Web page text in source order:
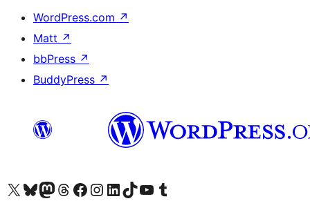
WordPress.com ↗
Matt ↗
bbPress ↗
BuddyPress ↗
Visiteu el nostre compte X (abans Twitter)
Visiteu el nostre compte de Bluesky
Visiteu el nostre compte al Mastodon
Visiteu el nostre compte de Threads
Visiteu la nostra pàgina al Facebook
Visiteu el nostre compte d'Instagram
Visiteu el nostre compte de LinkedIn
Visiteu el nostre compte de TikTok
Visiteu el nostre canal al YouTube
Visiteu el nostre compte de Tumblr